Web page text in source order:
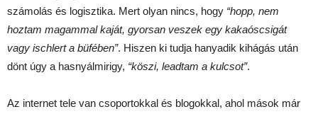
számolás és logisztika. Mert olyan nincs, hogy “hopp, nem
hoztam magammal kaját, gyorsan veszek egy kakaóscsigát
vagy ischlert a büfében”. Hiszen ki tudja hanyadik kihágás után
dönt úgy a hasnyálmirigy, “köszi, leadtam a kulcsot”.
Az internet tele van csoportokkal és blogokkal, ahol mások már